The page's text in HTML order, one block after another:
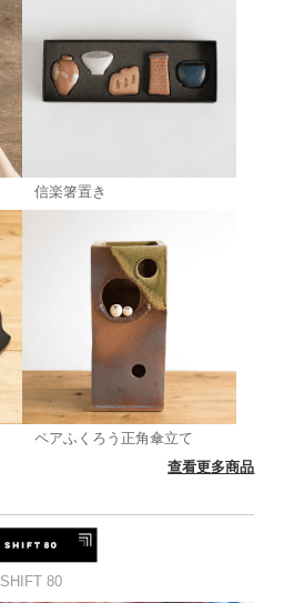
信楽箸置き
ペアふくろう正角傘立て
查看更多商品
SHIFT 80